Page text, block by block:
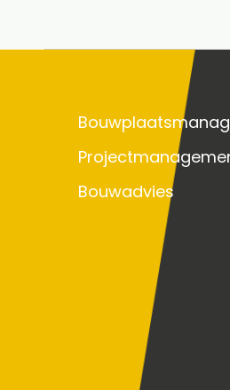
Bouwadvies